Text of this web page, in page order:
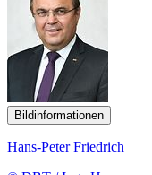
Bildinformationen
Hans-Peter Friedrich